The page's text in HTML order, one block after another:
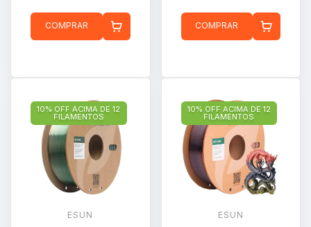
COMPRAR COMPRAR
10% OFF ACIMA DE 12
FILAMENTOS
ESUN
10% OFF ACIMA DE 12
FILAMENTOS
ESUN